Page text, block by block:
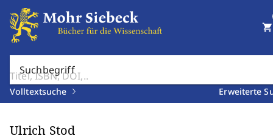
Suchbegriff
Volltextsuche Erweiterte
shopping_cart
Ulrich Stod